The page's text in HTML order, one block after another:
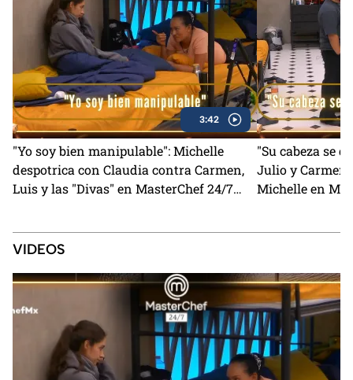
3:42
"Yo soy bien manipulable": Michelle
despotrica con Claudia contra Carmen,
Luis y las "Divas" en MasterChef 24/7
"Su cabeza se
Julio y Carmen
Michelle en
VIDEOS